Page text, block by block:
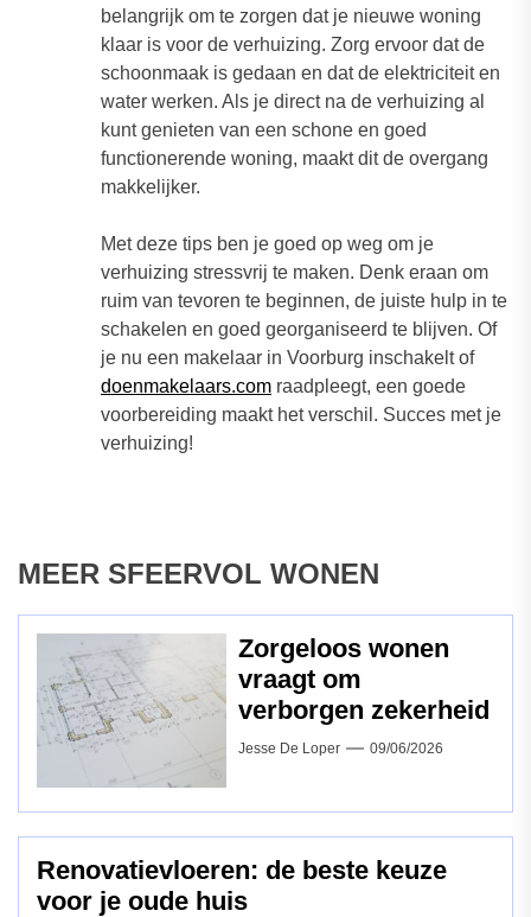
belangrijk om te zorgen dat je nieuwe woning
klaar is voor de verhuizing. Zorg ervoor dat de
schoonmaak is gedaan en dat de elektriciteit en
water werken. Als je direct na de verhuizing al
kunt genieten van een schone en goed
functionerende woning, maakt dit de overgang
makkelijker.
Met deze tips ben je goed op weg om je
verhuizing stressvrij te maken. Denk eraan om
ruim van tevoren te beginnen, de juiste hulp in te
schakelen en goed georganiseerd te blijven. Of
je nu een makelaar in Voorburg inschakelt of
doenmakelaars.com raadpleegt, een goede
voorbereiding maakt het verschil. Succes met je
verhuizing!
MEER SFEERVOL WONEN
Zorgeloos wonen
vraagt om
verborgen zekerheid
Jesse De Loper 09/06/2026
Renovatievloeren: de beste keuze
voor je oude huis